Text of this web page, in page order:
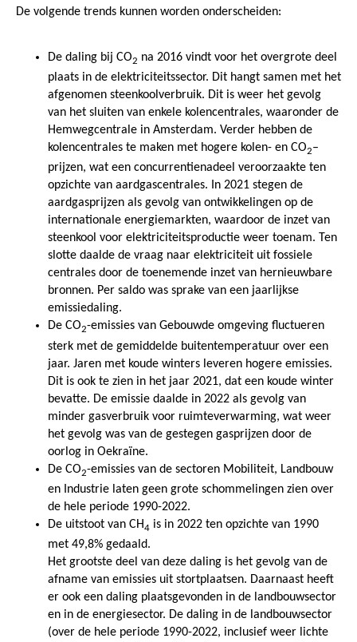
De volgende trends kunnen worden onderscheiden:
De daling bij CO2 na 2016 vindt voor het overgrote deel
plaats in de elektriciteitssector. Dit hangt samen met het
afgenomen steenkoolverbruik. Dit is weer het gevolg
van het sluiten van enkele kolencentrales, waaronder de
Hemwegcentrale in Amsterdam. Verder hebben de
kolencentrales te maken met hogere kolen- en CO2–
prijzen, wat een concurrentienadeel veroorzaakte ten
opzichte van aardgascentrales. In 2021 stegen de
aardgasprijzen als gevolg van ontwikkelingen op de
internationale energiemarkten, waardoor de inzet van
steenkool voor elektriciteitsproductie weer toenam. Ten
slotte daalde de vraag naar elektriciteit uit fossiele
centrales door de toenemende inzet van hernieuwbare
bronnen. Per saldo was sprake van een jaarlijkse
emissiedaling.
De CO2-emissies van Gebouwde omgeving fluctueren
sterk met de gemiddelde buitentemperatuur over een
jaar. Jaren met koude winters leveren hogere emissies.
Dit is ook te zien in het jaar 2021, dat een koude winter
bevatte. De emissie daalde in 2022 als gevolg van
minder gasverbruik voor ruimteverwarming, wat weer
het gevolg was van de gestegen gasprijzen door de
oorlog in Oekraïne.
De CO2-emissies van de sectoren Mobiliteit, Landbouw
en Industrie laten geen grote schommelingen zien over
de hele periode 1990-2022.
De uitstoot van CH4 is in 2022 ten opzichte van 1990
met 49,8% gedaald.
Het grootste deel van deze daling is het gevolg van de
afname van emissies uit stortplaatsen. Daarnaast heeft
er ook een daling plaatsgevonden in de landbouwsector
en in de energiesector. De daling in de landbouwsector
(over de hele periode 1990-2022, inclusief weer lichte